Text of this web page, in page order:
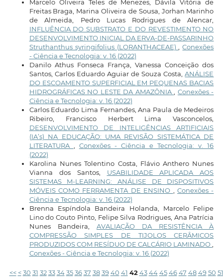
Marcelo Oliveira Teles de Menezes, Dávila Vitória de
Freitas Braga, Marina Oliveira de Sousa, Jorhan Marinho
de Almeida, Pedro Lucas Rodrigues de Alencar,
INFLUÊNCIA DO SUBSTRATO E DO REVESTIMENTO NO
DESENVOLVIMENTO INICIAL DA ERVA-DE-PASSARINHO
Struthanthus syringifolius (LORANTHACEAE),Conexões
- Ciência e Tecnologia: v. 16 (2022)
Danilo Athus Fonseca França, Vanessa Conceição dos
Santos, Carlos Eduardo Aguiar de Souza Costa,ANÁLISE
DO ESCOAMENTO SUPERFICIAL EM PEQUENAS BACIAS
HIDROGRÁFICAS NO LESTE DA AMAZÔNIA, Conexões -
Ciência e Tecnologia: v. 16 (2022)
Carlos Eduardo Lima Fernandes, Ana Paula de Medeiros
Ribeiro, Francisco Herbert Lima Vasconcelos,
DESENVOLVIMENTO DE INTELIGÊNCIAS ARTIFICIAIS
(IA’s) NA EDUCAÇÃO: UMA REVISÃO SISTEMÁTICA DE
LITERATURA , Conexões - Ciência e Tecnologia: v. 16
(2022)
Karolina Nunes Tolentino Costa, Flávio Anthero Nunes
Vianna dos Santos, USABILIDADE APLICADA AOS
SISTEMAS M-LEARNING: ANÁLISE DE DISPOSITIVOS
MÓVEIS COMO FERRAMENTA DE ENSINO ,Conexões -
Ciência e Tecnologia: v. 16 (2022)
Brenna Espíndola Bandeira Holanda, Marcelo Felipe
Lino do Couto Pinto, Felipe Silva Rodrigues, Ana Patrícia
Nunes Bandeira, AVALIAÇÃO DA RESISTÊNCIA À
COMPRESSÃO SIMPLES DE TIJOLOS CERÂMICOS
PRODUZIDOS COM RESÍDUO DE CALCÁRIO LAMINADO,
Conexões - Ciência e Tecnologia: v. 16 (2022)
<< < 30 31 32 33 34 35 36 37 38 39 40 41 42 43 44 45 46 47 48 49 50 51